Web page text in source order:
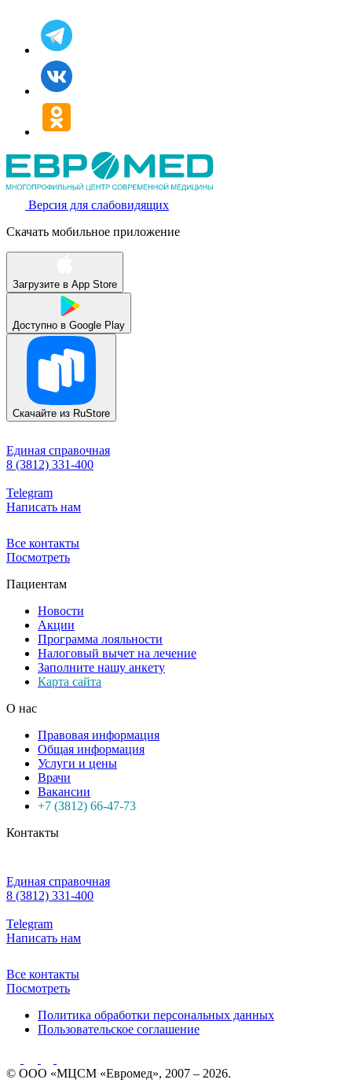
Версия для слабовидящих
Скачать мобильное приложение
Загрузите в App Store
Доступно в Google Play
Скачайте из RuStore
Единая справочная
8 (3812) 331-400
Telegram
Написать нам
Все контакты
Посмотреть
Пациентам
Новости
Акции
Программа лояльности
Налоговый вычет на лечение
Заполните нашу анкету
Карта сайта
О нас
Правовая информация
Общая информация
Услуги и цены
Врачи
Вакансии
+7 (3812) 66-47-73
Контакты
Единая справочная
8 (3812) 331-400
Telegram
Написать нам
Все контакты
Посмотреть
Политика обработки персональных данных
Пользовательское соглашение
© ООО «МЦСМ «Евромед», 2007 – 2026.